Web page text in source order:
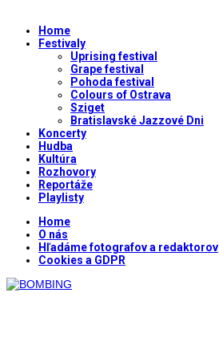
Home
Festivaly
Uprising festival
Grape festival
Pohoda festival
Colours of Ostrava
Sziget
Bratislavské Jazzové Dni
Koncerty
Hudba
Kultúra
Rozhovory
Reportáže
Playlisty
Home
O nás
Hľadáme fotografov a redaktorov
Cookies a GDPR